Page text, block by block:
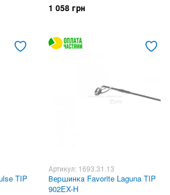
1 058 грн
TIP
Артикул: 1693.31.13
Вершинка Favorite Laguna TIP
902EX-H